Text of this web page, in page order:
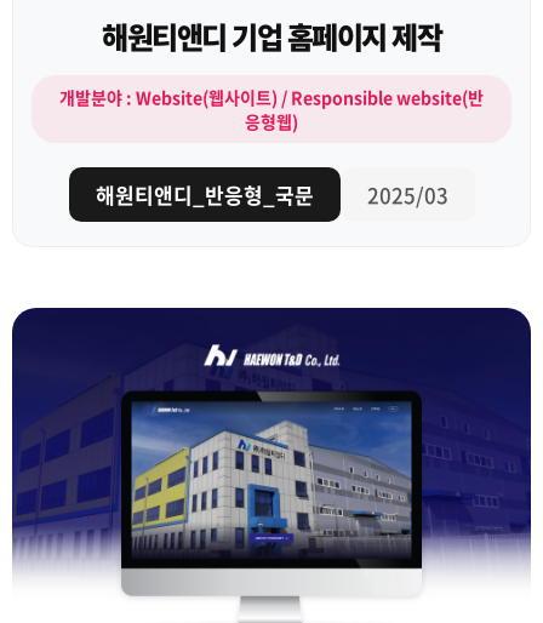
해원티앤디 기업 홈페이지 제작
개발분야 : Website(웹사이트) / Responsible website(반
응형웹)
해원티앤디_반응형_국문 2025/03